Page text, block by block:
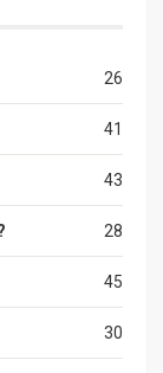
26
41
43
28
45
30